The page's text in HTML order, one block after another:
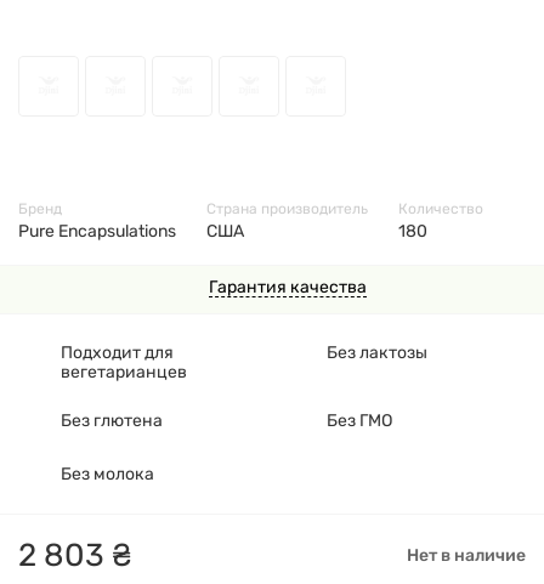
Гарантия качества
2 803 ₴ Нет в наличие
Подходит для
вегетарианцев
Без лактозы
Без глютена Без ГМО
Без молока
Бренд
Pure Encapsulations
Страна производитель
США
Количество
180